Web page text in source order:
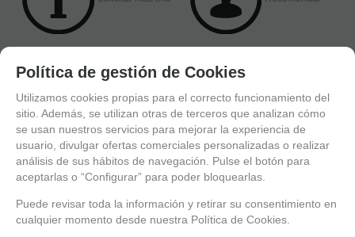
Entérate de lo último
Política de gestión de Cookies
Utilizamos cookies propias para el correcto funcionamiento del
sitio. Además, se utilizan otras de terceros que analizan cómo
se usan nuestros servicios para mejorar la experiencia de
usuario, divulgar ofertas comerciales personalizadas o realizar
análisis de sus hábitos de navegación. Pulse el botón para
aceptarlas o “Configurar” para poder bloquearlas.
Puede revisar toda la información y retirar su consentimiento en
cualquier momento desde nuestra Política de Cookies.